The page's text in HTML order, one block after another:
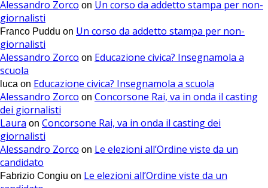
Alessandro Zorco on Un corso da addetto stampa per non-
giornalisti
Franco Puddu on Un corso da addetto stampa per non-
giornalisti
Alessandro Zorco on Educazione civica? Insegnamola a
scuola
luca on Educazione civica? Insegnamola a scuola
Alessandro Zorco on Concorsone Rai, va in onda il casting
dei giornalisti
Laura on Concorsone Rai, va in onda il casting dei
giornalisti
Alessandro Zorco on Le elezioni all’Ordine viste da un
candidato
Fabrizio Congiu on Le elezioni all’Ordine viste da un